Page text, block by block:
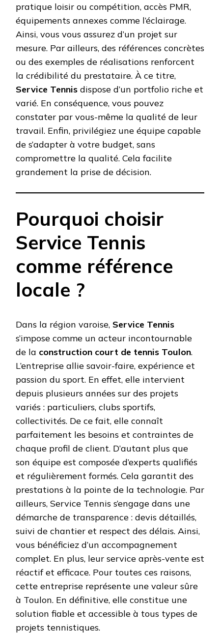
pratique loisir ou compétition, accès PMR,
équipements annexes comme l’éclairage.
Ainsi, vous vous assurez d’un projet sur
mesure. Par ailleurs, des références concrètes
ou des exemples de réalisations renforcent
la crédibilité du prestataire. À ce titre,
Service Tennis dispose d’un portfolio riche et
varié. En conséquence, vous pouvez
constater par vous-même la qualité de leur
travail. Enfin, privilégiez une équipe capable
de s’adapter à votre budget, sans
compromettre la qualité. Cela facilite
grandement la prise de décision.
Pourquoi choisir
Service Tennis
comme référence
locale ?
Dans la région varoise, Service Tennis
s’impose comme un acteur incontournable
de la construction court de tennis Toulon.
L’entreprise allie savoir-faire, expérience et
passion du sport. En effet, elle intervient
depuis plusieurs années sur des projets
variés : particuliers, clubs sportifs,
collectivités. De ce fait, elle connaît
parfaitement les besoins et contraintes de
chaque profil de client. D’autant plus que
son équipe est composée d’experts qualifiés
et régulièrement formés. Cela garantit des
prestations à la pointe de la technologie. Par
ailleurs, Service Tennis s’engage dans une
démarche de transparence : devis détaillés,
suivi de chantier et respect des délais. Ainsi,
vous bénéficiez d’un accompagnement
complet. En plus, leur service après-vente est
réactif et efficace. Pour toutes ces raisons,
cette entreprise représente une valeur sûre
à Toulon. En définitive, elle constitue une
solution fiable et accessible à tous types de
projets tennistiques.